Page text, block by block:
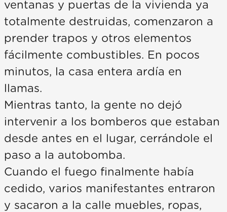
ventanas y puertas de la vivienda ya
totalmente destruidas, comenzaron a
prender trapos y otros elementos
fácilmente combustibles. En pocos
minutos, la casa entera ardía en
llamas.
Mientras tanto, la gente no dejó
intervenir a los bomberos que estaban
desde antes en el lugar, cerrándole el
paso a la autobomba.
Cuando el fuego finalmente había
cedido, varios manifestantes entraron
y sacaron a la calle muebles, ropas,